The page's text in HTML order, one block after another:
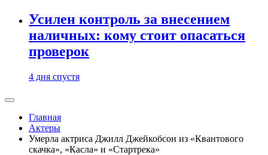
Усилен контроль за внесением
наличных: кому стоит опасаться
проверок
4 дня спустя
Главная
Актеры
Умерла актриса Джилл Джейкобсон из «Квантового
скачка», «Касла» и «Стартрека»